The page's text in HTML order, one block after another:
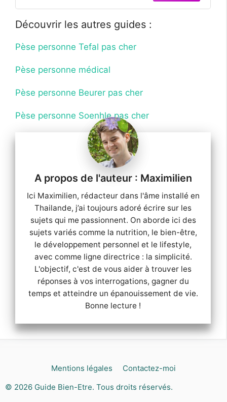
Découvrir les autres guides :
Pèse personne Tefal pas cher
Pèse personne médical
Pèse personne Beurer pas cher
Pèse personne Soenhle pas cher
Maximilien
Ici Maximilien, rédacteur dans l'âme installé en
Thailande, j’ai toujours adoré écrire sur les
sujets qui me passionnent. On aborde ici des
sujets variés comme la nutrition, le bien-être,
le développement personnel et le lifestyle,
avec comme ligne directrice : la simplicité.
L'objectif, c'est de vous aider à trouver les
réponses à vos interrogations, gagner du
temps et atteindre un épanouissement de vie.
Bonne lecture !
Mentions légales
Contactez-moi
© 2026 Guide Bien-Etre. Tous droits réservés.